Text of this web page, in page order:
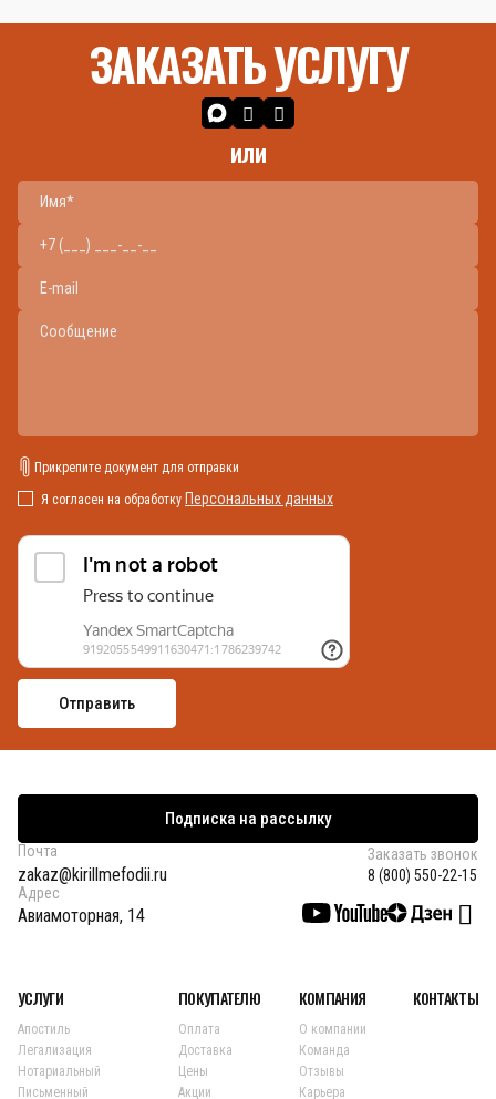
ЗАКАЗАТЬ УСЛУГУ
или
Прикрепите документ для отправки
Я согласен на обработку Персональных данных
Подписка на рассылку
Почта
zakaz@kirillmefodii.ru
Заказать звонок
8 (800) 550-22-15
Адрес
Авиамоторная, 14
УСЛУГИ
Апостиль
Легализация
Нотариальный
Письменный
ПОКУПАТЕЛЮ
Оплата
Доставка
Цены
Акции
КОМПАНИЯ
О компании
Команда
Отзывы
Карьера
КОНТАКТЫ